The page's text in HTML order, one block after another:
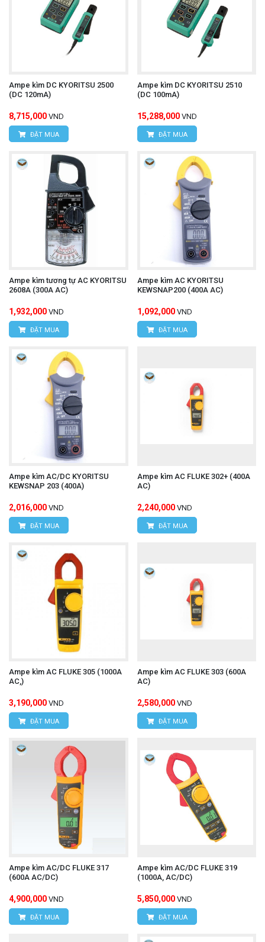
Ampe kìm DC KYORITSU 2500
(DC 120mA)
8,715,000 VND
ĐẶT MUA
Ampe kìm DC KYORITSU 2510
(DC 100mA)
15,288,000 VND
ĐẶT MUA
Ampe kìm tương tự AC KYORITSU
2608A (300A AC)
1,932,000 VND
ĐẶT MUA
Ampe kìm AC KYORITSU
KEWSNAP200 (400A AC)
1,092,000 VND
ĐẶT MUA
Ampe kìm AC/DC KYORITSU
KEWSNAP 203 (400A)
2,016,000 VND
ĐẶT MUA
Ampe kìm AC FLUKE 302+ (400A
AC)
2,240,000 VND
ĐẶT MUA
Ampe kìm AC FLUKE 305 (1000A
AC,)
3,190,000 VND
ĐẶT MUA
Ampe kìm AC FLUKE 303 (600A
AC)
2,580,000 VND
ĐẶT MUA
Ampe kìm AC/DC FLUKE 317
(600A AC/DC)
4,900,000 VND
ĐẶT MUA
Ampe kìm AC/DC FLUKE 319
(1000A, AC/DC)
5,850,000 VND
ĐẶT MUA